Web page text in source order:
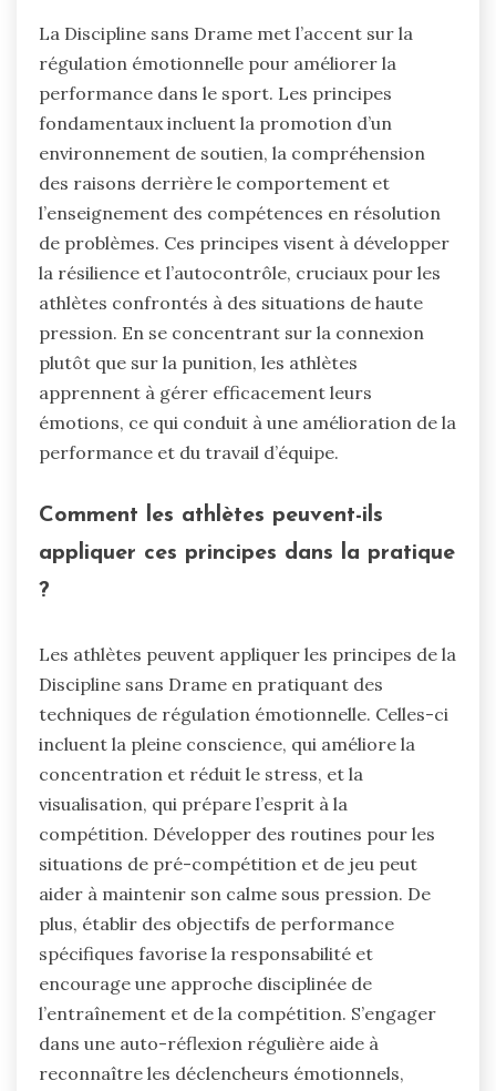
La Discipline sans Drame met l’accent sur la
régulation émotionnelle pour améliorer la
performance dans le sport. Les principes
fondamentaux incluent la promotion d’un
environnement de soutien, la compréhension
des raisons derrière le comportement et
l’enseignement des compétences en résolution
de problèmes. Ces principes visent à développer
la résilience et l’autocontrôle, cruciaux pour les
athlètes confrontés à des situations de haute
pression. En se concentrant sur la connexion
plutôt que sur la punition, les athlètes
apprennent à gérer efficacement leurs
émotions, ce qui conduit à une amélioration de la
performance et du travail d’équipe.
Comment les athlètes peuvent-ils
appliquer ces principes dans la pratique
?
Les athlètes peuvent appliquer les principes de la
Discipline sans Drame en pratiquant des
techniques de régulation émotionnelle. Celles-ci
incluent la pleine conscience, qui améliore la
concentration et réduit le stress, et la
visualisation, qui prépare l’esprit à la
compétition. Développer des routines pour les
situations de pré-compétition et de jeu peut
aider à maintenir son calme sous pression. De
plus, établir des objectifs de performance
spécifiques favorise la responsabilité et
encourage une approche disciplinée de
l’entraînement et de la compétition. S’engager
dans une auto-réflexion régulière aide à
reconnaître les déclencheurs émotionnels,